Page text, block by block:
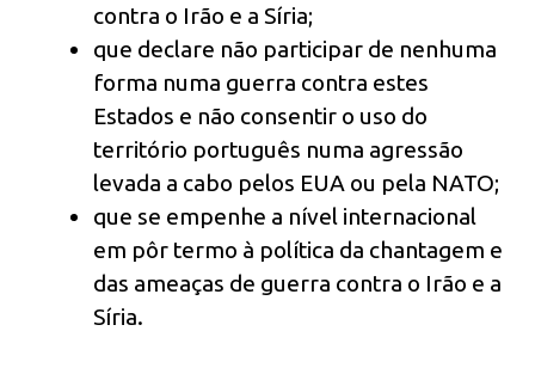
contra o Irão e a Síria;
que declare não participar de nenhuma
forma numa guerra contra estes
Estados e não consentir o uso do
território português numa agressão
levada a cabo pelos EUA ou pela NATO;
que se empenhe a nível internacional
em pôr termo à política da chantagem e
das ameaças de guerra contra o Irão e a
Síria.